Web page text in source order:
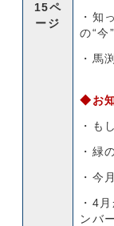
15ペ
ージ
・知
の“今”
・馬
◆お
・も
・緑
・今
・4
ンバ